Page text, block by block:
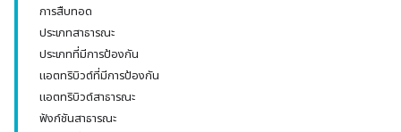
การสืบทอด
ประเภทสาธารณะ
ประเภทที่มีการป้องกัน
แอตทริบิวต์ที่มีการป้องกัน
แอตทริบิวต์สาธารณะ
ฟังก์ชันสาธารณะ